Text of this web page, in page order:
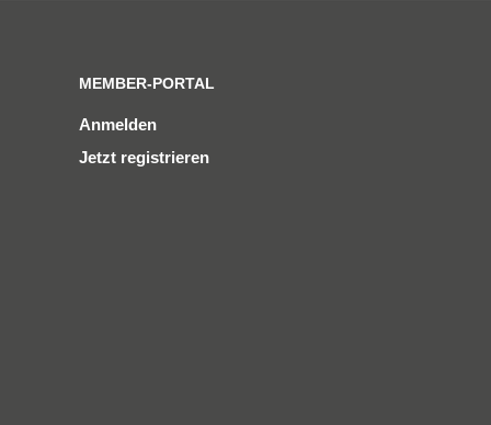
MEMBER-PORTAL
Anmelden
Jetzt registrieren